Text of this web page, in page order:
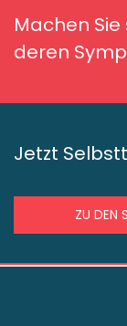
Machen
deren
Jetzt
ZU DEN